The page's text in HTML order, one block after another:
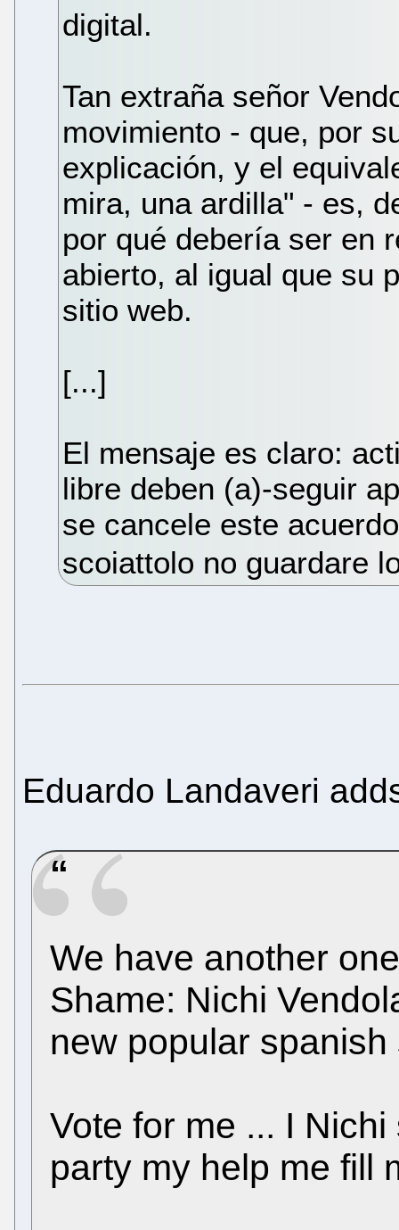
digital.
Tan extraña señor
movimiento - que, por
explicación, y el
mira, una ardilla" - es,
por qué debería ser en
abierto, al igual que su
sitio web.
[...]
El mensaje es claro:
libre deben (a)-seguir
se cancele este
scoiattolo no guardare
Eduardo Landaveri
We have another
Shame: Nichi
new popular
Vote for me ... I
party my help me fill